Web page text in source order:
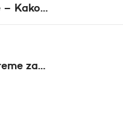
– Kako…
za…